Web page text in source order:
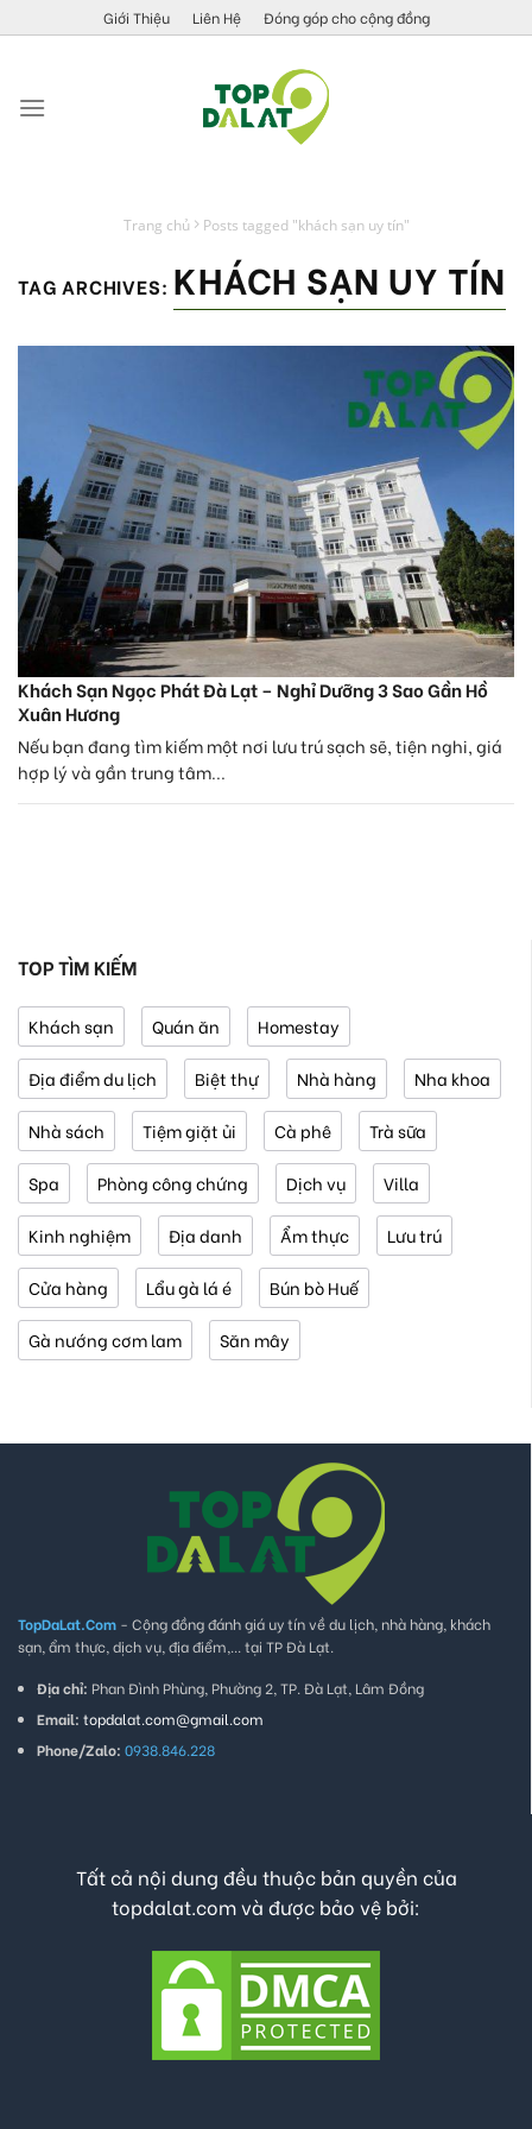
to
Giới Thiệu Liên Hệ Đóng góp cho cộng đồng
Trang chủ Posts tagged "khách sạn uy tín"
TAG ARCHIVES: KHÁCH SẠN UY TÍN
Khách Sạn Ngọc Phát Đà Lạt – Nghỉ Dưỡng 3 Sao Gần Hồ
Xuân Hương
Nếu bạn đang tìm kiếm một nơi lưu trú sạch sẽ, tiện nghi, giá
hợp lý và gần trung tâm...
TOP TÌM KIẾM
Khách sạn Quán ăn Homestay
Địa điểm du lịch Biệt thự Nhà hàng Nha khoa
Nhà sách Tiệm giặt ủi Cà phê Trà sữa
Spa Phòng công chứng Dịch vụ Villa
Kinh nghiệm Địa danh Ẩm thực Lưu trú
Cửa hàng Lẩu gà lá é Bún bò Huế
Gà nướng cơm lam Săn mây
TopDaLat.Com - Cộng đồng đánh giá uy tín về du lịch, nhà hàng, khách
sạn, ẩm thực, dịch vụ, địa điểm,... tại TP Đà Lạt.
Địa chỉ: Phan Đình Phùng, Phường 2, TP. Đà Lạt, Lâm Đồng
Email: topdalat.com@gmail.com
Phone/Zalo: 0938.846.228
Tất cả nội dung đều thuộc bản quyền của
topdalat.com và được bảo vệ bởi: